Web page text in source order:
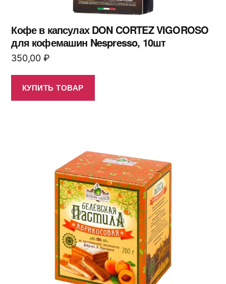
Кофе в капсулах DON CORTEZ VIGOROSO
для кофемашин Nespresso, 10шт
350,00 ₽
КУПИТЬ ТОВАР